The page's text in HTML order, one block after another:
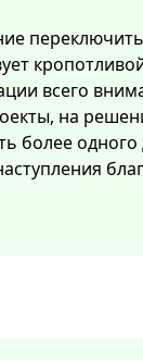
всего
на
более одного